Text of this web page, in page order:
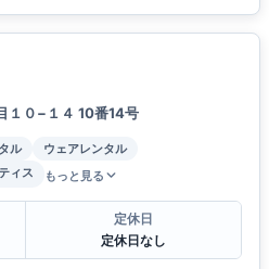
１０−１４ 10番14号
ル
ウェアレンタル
ィス もっと見る
定休日
定休日なし